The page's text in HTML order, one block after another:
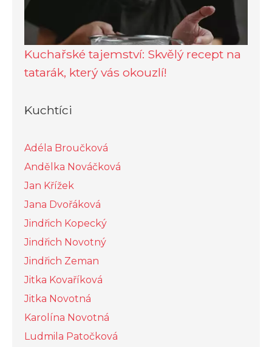
Kuchařské tajemství: Skvělý recept na
tatarák, který vás okouzlí!
Kuchtíci
Adéla Broučková
Andělka Nováčková
Jan Křížek
Jana Dvořáková
Jindřich Kopecký
Jindřich Novotný
Jindřich Zeman
Jitka Kovaříková
Jitka Novotná
Karolína Novotná
Ludmila Patočková